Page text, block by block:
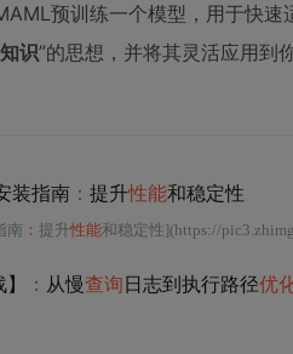
预训练一个模型，用于快速
识”的思想，并将其灵活应用到
装指南 ： 提升性能和稳定性
南 ： 提升性能和稳定性](https://
： 从慢查询 日志到执行路径优